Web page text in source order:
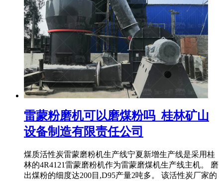
雷蒙粉磨机可以磨煤粉吗_桂林矿山
设备制造有限责任公司
煤质活性炭雷蒙磨粉机生产线宁夏新增生产线是采用桂
林的4R4121雷蒙磨粉机作为雷蒙磨煤机生产线主机。 磨
出煤粉的细度达200目,D95产量2吨多。 该活性炭厂家的